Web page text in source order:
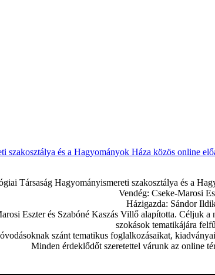
szakosztálya és a Hagyományok Háza közös online
Társaság Hagyományismereti szakosztálya és a
Vendég: Cseke-Marosi
Házigazda: Sándor
Eszter és Szabóné Kaszás Villő alapította. Céljuk
szokások tematikájára
szánt tematikus foglalkozásaikat,
Minden érdeklődőt szeretettel várunk az online